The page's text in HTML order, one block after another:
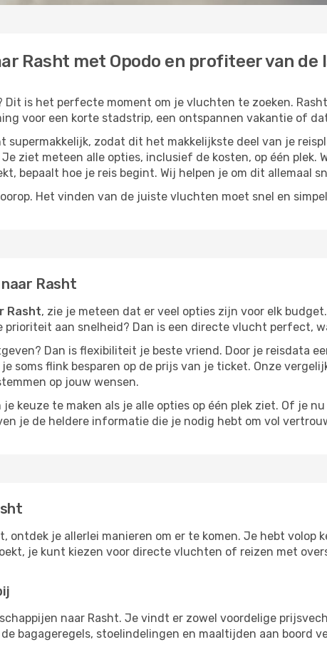
Rasht met Opodo en profiteer van de
Dit is het perfecte moment om je vluchten te zoeken.
voor een korte stadstrip, een ontspannen vakantie of
supermakkelijk, zodat dit het makkelijkste deel van je
ziet meteen alle opties, inclusief de kosten, op één plek.
bepaalt hoe je reis begint. Wij helpen je om dit allemaal
Het vinden van de juiste vluchten moet snel en
Rasht
Rasht, zie je meteen dat er veel opties zijn voor elk
aan snelheid? Dan is een directe vlucht perfect,
Dan is flexibiliteit je beste vriend. Door je reisdata
soms flink besparen op de prijs van je ticket. Onze
op jouw wensen.
keuze te maken als je alle opties op één plek ziet. Of je
je de heldere informatie die je nodig hebt om vol
ontdek je allerlei manieren om er te komen. Je hebt volop
je kunt kiezen voor directe vluchten of reizen met
naar Rasht. Je vindt er zowel voordelige
bagageregels, stoelindelingen en maaltijden aan boord